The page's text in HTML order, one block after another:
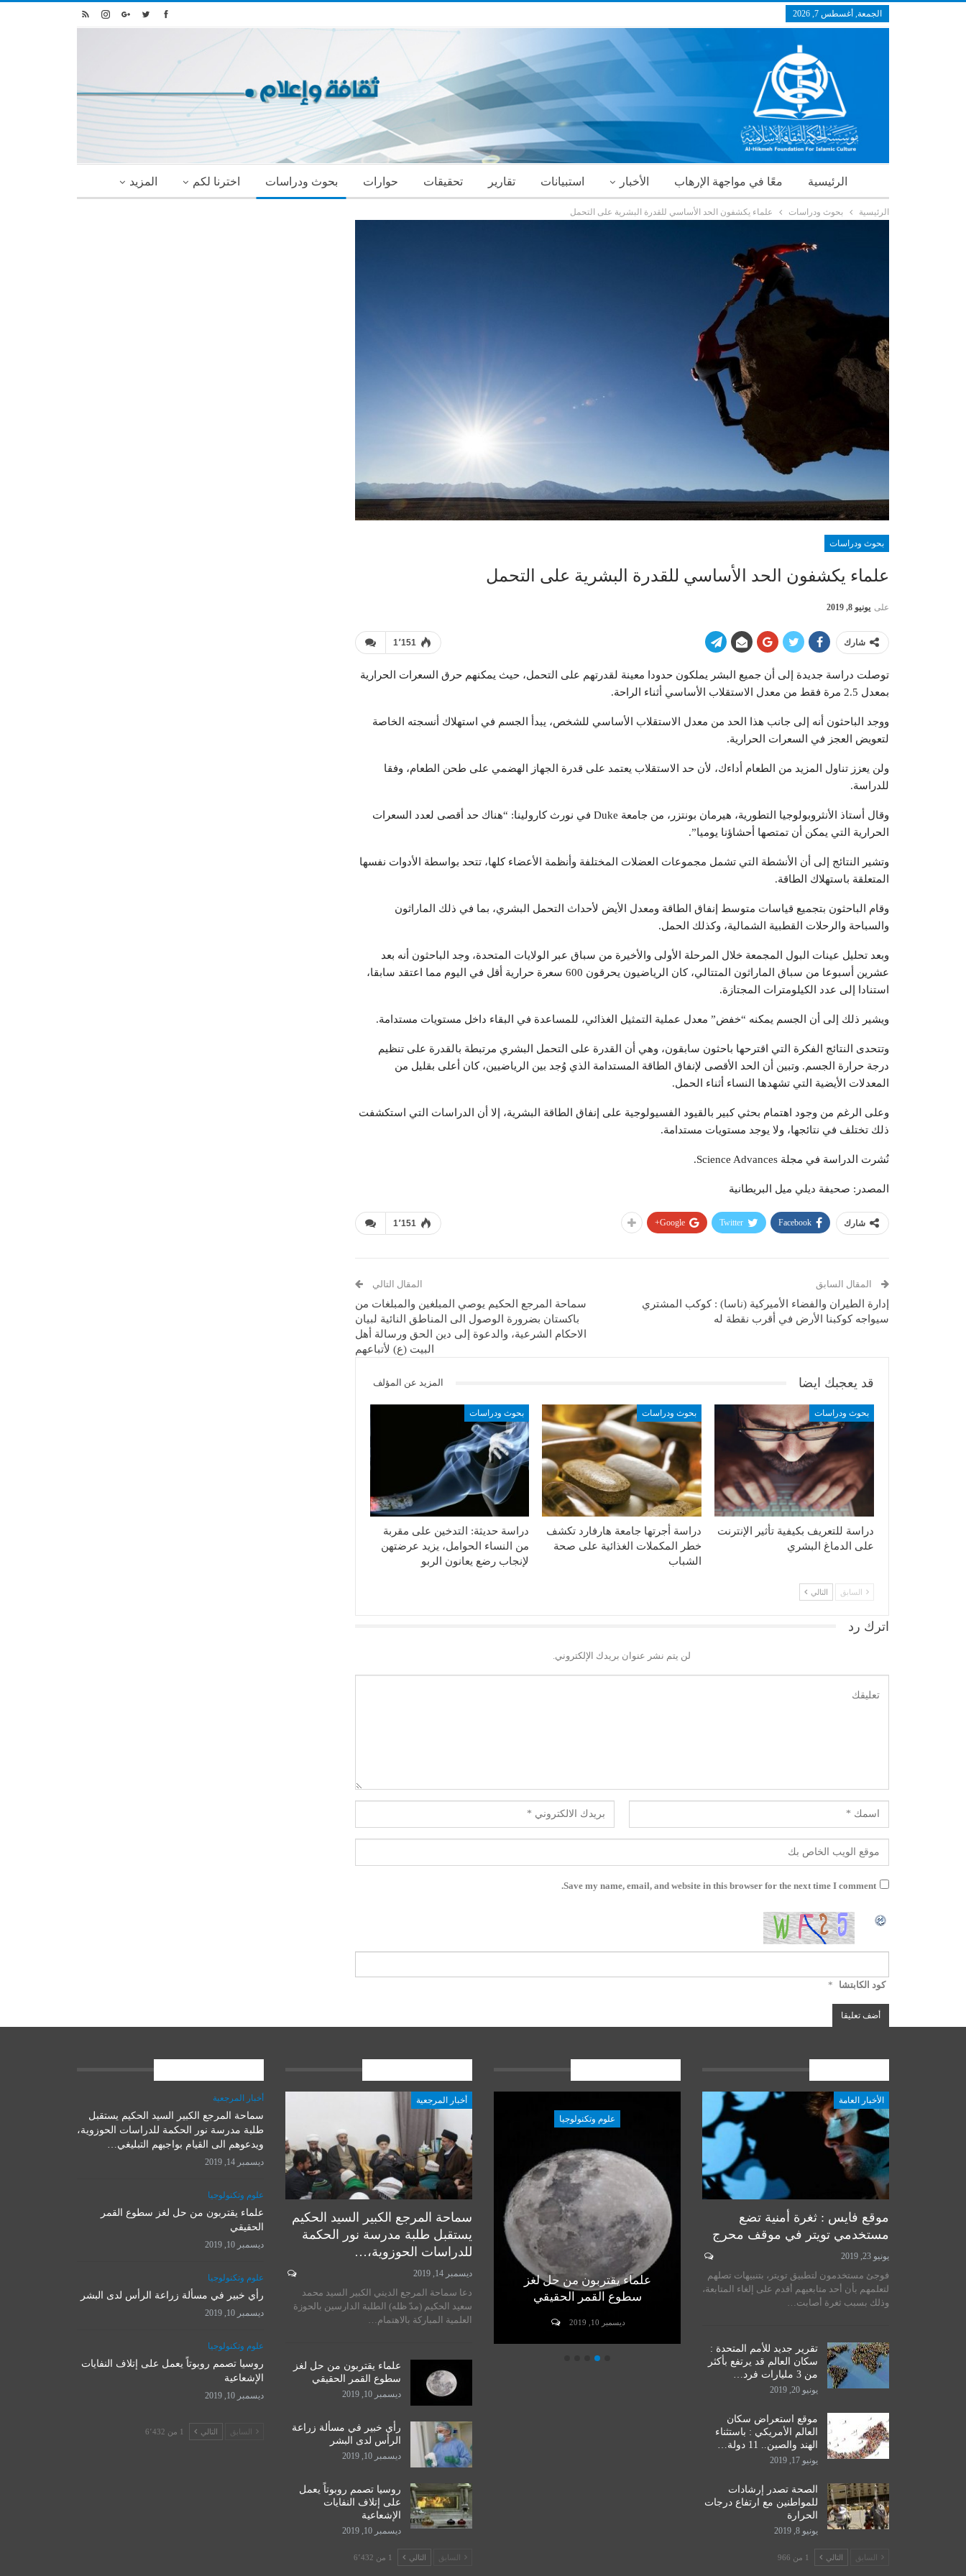
الجمعة, أغسطس 7, 2026
الرئيسية معًا في مواجهة الإرهاب الأخبار استبيانات تقارير تحقيقات حوارات بحوث ودراسات اخترنا لكم المزيد
الرئيسية بحوث ودراسات علماء يكشفون الحد الأساسي للقدرة البشرية على التحمل
بحوث ودراسات
علماء يكشفون الحد الأساسي للقدرة البشرية على التحمل
على يونيو 8, 2019
1٬151 شارك
توصلت دراسة جديدة إلى أن جميع البشر يملكون حدودا معينة لقدرتهم على التحمل، حيث يمكنهم حرق السعرات الحرارية
بمعدل 2.5 مرة فقط من معدل الاستقلاب الأساسي أثناء الراحة.
ووجد الباحثون أنه إلى جانب هذا الحد من معدل الاستقلاب الأساسي للشخص، يبدأ الجسم في استهلاك أنسجته الخاصة
لتعويض العجز في السعرات الحرارية.
ولن يعزز تناول المزيد من الطعام أداءك، لأن حد الاستقلاب يعتمد على قدرة الجهاز الهضمي على طحن الطعام، وفقا
للدراسة.
وقال أستاذ الأنثروبولوجيا التطورية، هيرمان بونتزر، من جامعة Duke في نورث كارولينا: “هناك حد أقصى لعدد السعرات
الحرارية التي يمكن أن تمتصها أحشاؤنا يوميا”.
وتشير النتائج إلى أن الأنشطة التي تشمل مجموعات العضلات المختلفة وأنظمة الأعضاء كلها، تتحد بواسطة الأدوات نفسها
المتعلقة باستهلاك الطاقة.
وقام الباحثون بتجميع قياسات متوسط إنفاق الطاقة ومعدل الأيض لأحداث التحمل البشري، بما في ذلك الماراثون
والسباحة والرحلات القطبية الشمالية، وكذلك الحمل.
وبعد تحليل عينات البول المجمعة خلال المرحلة الأولى والأخيرة من سباق عبر الولايات المتحدة، وجد الباحثون أنه بعد
عشرين أسبوعا من سباق الماراثون المتتالي، كان الرياضيون يحرقون 600 سعرة حرارية أقل في اليوم مما اعتقد سابقا،
استنادا إلى عدد الكيلومترات المجتازة.
ويشير ذلك إلى أن الجسم يمكنه “خفض” معدل عملية التمثيل الغذائي، للمساعدة في البقاء داخل مستويات مستدامة.
وتتحدى النتائج الفكرة التي اقترحها باحثون سابقون، وهي أن القدرة على التحمل البشري مرتبطة بالقدرة على تنظيم
درجة حرارة الجسم. وتبين أن الحد الأقصى لإنفاق الطاقة المستدامة الذي وُجد بين الرياضيين، كان أعلى بقليل من
المعدلات الأيضية التي تشهدها النساء أثناء الحمل.
وعلى الرغم من وجود اهتمام بحثي كبير بالقيود الفسيولوجية على إنفاق الطاقة البشرية، إلا أن الدراسات التي استكشفت
ذلك تختلف في نتائجها، ولا يوجد مستويات مستدامة.
نُشرت الدراسة في مجلة Science Advances.
المصدر: صحيفة ديلي ميل البريطانية
1٬151 شارك Facebook
Twitter
Google+
المقال السابق
إدارة الطيران والفضاء الأميركية (ناسا) : كوكب المشتري
سيواجه كوكبنا الأرض في أقرب نقطة له
المقال التالي
سماحة المرجع الحكيم يوصي المبلغين والمبلغات من
باكستان بضرورة الوصول الى المناطق النائية لبيان
الاحكام الشرعية، والدعوة إلى دين الحق ورسالة أهل
البيت (ع) لأتباعهم
قد يعجبك ايضا المزيد عن المؤلف
بحوث ودراسات
دراسة للتعريف بكيفية تأثير الإنترنت
على الدماغ البشري
بحوث ودراسات
دراسة أجرتها جامعة هارفارد تكشف
خطر المكملات الغذائية على صحة
الشباب
بحوث ودراسات
دراسة حديثة: التدخين على مقربة
من النساء الحوامل، يزيد عرضتهن
لإنجاب رضع يعانون الربو
السابق التالي
اترك رد
لن يتم نشر عنوان بريدك الإلكتروني.
Save my name, email, and website in this browser for the next time I comment.
كود الكابتشا *
الأخبار العامة
موقع فايس : ثغرة أمنية تضع
مستخدمي تويتر في موقف محرج
يونيو 23, 2019
فوجئ مستخدمون لتطبيق تويتر، بتنبيهات تصلهم
لتعلمهم بأن أحد متابعيهم أقدم على إلغاء المتابعة،
وذلك بسبب ثغرة أصابت…
تقرير جديد للأمم المتحدة :
سكان العالم قد يرتفع بأكثر
من 3 مليارات فرد…
يونيو 20, 2019
موقع استعراض سكان
العالم الأمريكي : باستثناء
الهند والصين.. 11 دولة…
يونيو 17, 2019
الصحة تصدر إرشادات
للمواطنين مع ارتفاع درجات
الحرارة
يونيو 8, 2019
السابق التالي 1 من 966
أخبار المرجعية
سماحة المرجع الكبير السيد
الحكيم يستقبل طلبة مدرسة نور
الحكمة للدراسات الحوزوية،…
علوم وتكنولوجيا
علماء يقتربون من حل لغز
سطوع القمر الحقيقي
ديسمبر 10, 2019
رأي خبير في مسألة زراعة
الرأس لدى البشر
ديسمبر 10, 2019
علوم وتكنولوجيا
روسيا تصمم روبوتاً يعمل على
إتلاف النفايات الإشعاعية
أخبار المرجعية
سماحة المرجع الكبير السيد الحكيم
يستقبل طلبة مدرسة نور الحكمة
للدراسات الحوزوية،…
ديسمبر 14, 2019
دعا سماحة المرجع الديني الكبير السيد محمد
سعيد الحكيم (مدّ ظله) الطلبة الدارسين بالحوزة
العلمية المباركة بالاهتمام…
علماء يقتربون من حل لغز
سطوع القمر الحقيقي
ديسمبر 10, 2019
رأي خبير في مسألة زراعة
الرأس لدى البشر
ديسمبر 10, 2019
روسيا تصمم روبوتاً يعمل
على إتلاف النفايات
الإشعاعية
ديسمبر 10, 2019
السابق التالي 1 من 6٬432
أخبار المرجعية
سماحة المرجع الكبير السيد الحكيم يستقبل
طلبة مدرسة نور الحكمة للدراسات الحوزوية،
ويدعوهم الى القيام بواجبهم التبليغي…
ديسمبر 14, 2019
علوم وتكنولوجيا
علماء يقتربون من حل لغز سطوع القمر
الحقيقي
ديسمبر 10, 2019
علوم وتكنولوجيا
رأي خبير في مسألة زراعة الرأس لدى البشر
ديسمبر 10, 2019
علوم وتكنولوجيا
روسيا تصمم روبوتاً يعمل على إتلاف النفايات
الإشعاعية
ديسمبر 10, 2019
السابق التالي 1 من 6٬432